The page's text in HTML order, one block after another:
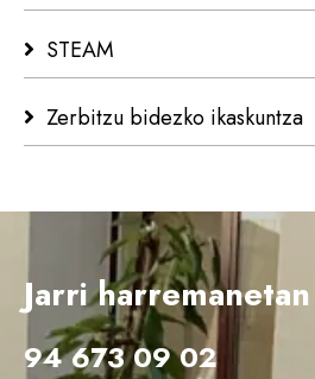
STEAM
Zerbitzu bidezko ikaskuntza
Jarri harremanetan
94 673 09 02